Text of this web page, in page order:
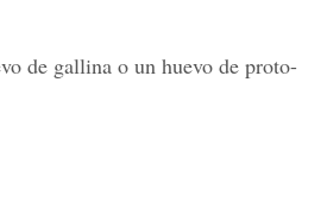
de gallina o un huevo de proto-